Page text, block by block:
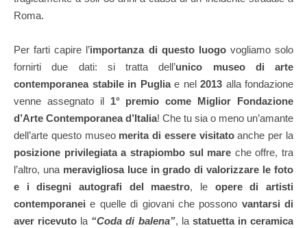
Roma.
Per farti capire l’importanza di questo luogovogliamo solo
fornirti due dati: si tratta dell’unico museo di arte
contemporanea stabile in Pugliae nel 2013 alla fondazione
venne assegnato il 1° premio come Miglior Fondazione
d’Arte Contemporanea d’Italia! Che tu sia o meno un’amante
dell’arte questo museo merita di essere visitatoanche per la
posizione privilegiata a strapiombo sul mare che offre, tra
l’altro, una meravigliosa luce in grado di valorizzare le foto
e i disegni autografi del maestro, le opere di artisti
contemporanei e quelle di giovani che possono vantarsi di
aver ricevuto la “Coda di balena”, la statuetta in ceramica